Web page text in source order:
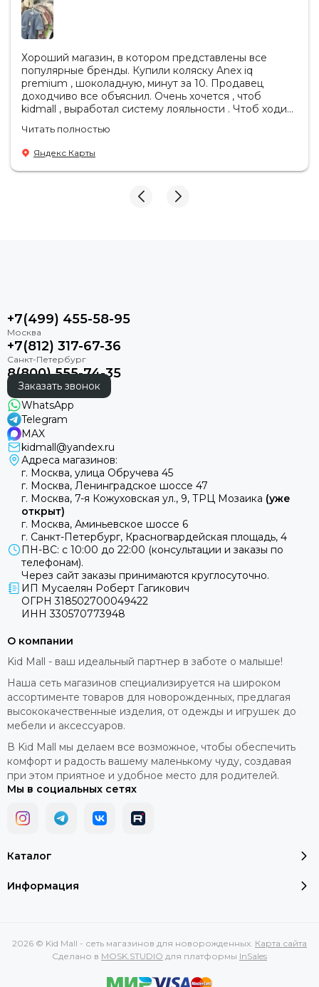
Хороший магазин, в котором представлены все
популярные бренды. Купили коляску Anex iq
premium , шоколадную, минут за 10. Продавец
доходчиво все объяснил. Очень хочется , чтоб
kidmall , выработал систему лояльности . Чтоб ходить
Читать полностью
Яндекс Карты
+7(499) 455-58-95
+7(812) 317-67-36
8(800) 555-74-35
Заказать звонок
WhatsApp
Telegram
MAX
kidmall@yandex.ru
Адреса магазинов:
г. Москва, улица Обручева 45
г. Москва, Ленинградское шоссе 47
г. Москва, 7-я Кожуховская ул., 9, ТРЦ Мозаика (уже
открыт)
г. Москва, Аминьевское шоссе 6
г. Санкт-Петербург, Красногвардейская площадь, 4
ПН-ВС: с 10:00 до 22:00 (консультации и заказы по
телефонам).
Через сайт заказы принимаются круглосуточно.
ИП Мусаелян Роберт Гагикович
ОГРН 318502700049422
ИНН 330570773948
Каталог
Информация
О компании
Kid Mall - ваш идеальный партнер в заботе о малыше!
Наша сеть магазинов специализируется на широком
ассортименте товаров для новорожденных, предлагая
высококачественные изделия, от одежды и игрушек до
мебели и аксессуаров.
В Kid Mall мы делаем все возможное, чтобы обеспечить
комфорт и радость вашему маленькому чуду, создавая
при этом приятное и удобное место для родителей.
Мы в социальных сетях
2026 © Kid Mall - сеть магазинов для новорожденных. Карта сайта
Сделано в MOSK.STUDIO для платформы InSales